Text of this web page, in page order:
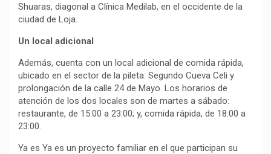
Shuaras, diagonal a Clínica Medilab, en el occidente de la
ciudad de Loja.
Un local adicional
Además, cuenta con un local adicional de comida rápida,
ubicado en el sector de la pileta: Segundo Cueva Celi y
prolongación de la calle 24 de Mayo. Los horarios de
atención de los dos locales son de martes a sábado:
restaurante, de 15:00 a 23:00; y, comida rápida, de 18:00 a
23:00.
Ya es Ya es un proyecto familiar en el que participan su